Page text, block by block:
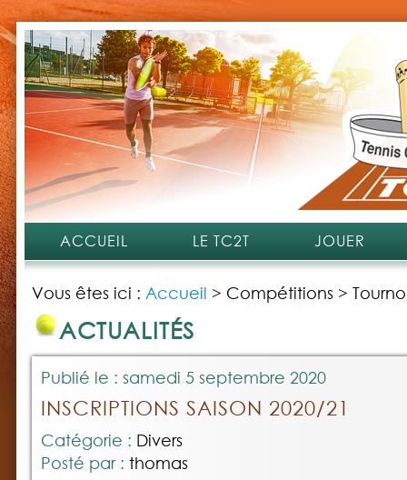
ACCUEIL LE TC2T JOUER
Vous êtes ici : Accueil > Compétitions >
ACTUALITÉS
Publié le : samedi 5 septembre 2020
INSCRIPTIONS SAISON 2020/21
Catégorie : Divers
Posté par : thomas